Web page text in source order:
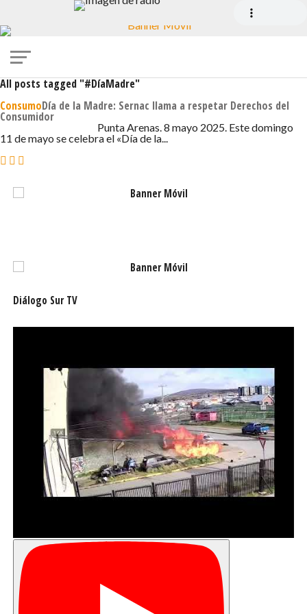
All posts tagged "#DíaMadre"
ConsumoDía de la Madre: Sernac llama a respetar Derechos del
Consumidor
Punta Arenas. 8 mayo 2025. Este domingo
11 de mayo se celebra el «Día de la...
Diálogo Sur TV